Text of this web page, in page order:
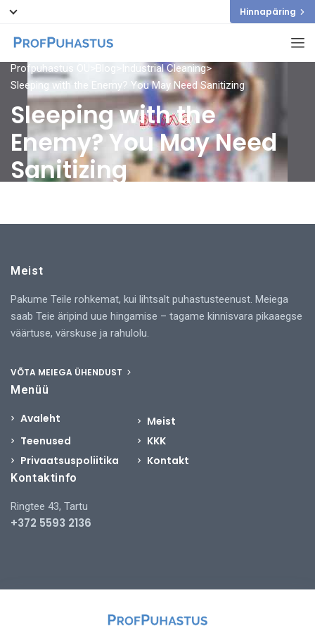
Hinnapäring
Profpuhastus OÜ Blog Industrial Cleaning>
Sleeping with the Enemy? You May Need Sanitizing
Sleeping with the
Enemy? You May Need
Sanitizing
Meist
Pakume Teile rohkemat, kui lihtsalt puhastusteenust. Meiega
saab Teie äripind uue hingamise – tagame kinnisvara pikaaegse
väärtuse, värskuse ja rahulolu.
VÕTA MEIEGA ÜHENDUST
Menüü
Avaleht
Meist
Teenused
KKK
Privaatsuspoliitika
Kontakt
Kontaktinfo
Ringtee 43, Tartu
+372 5593 2136